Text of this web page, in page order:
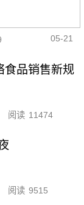
05-21
食品销售新规
阅读 11474
阅读 9515